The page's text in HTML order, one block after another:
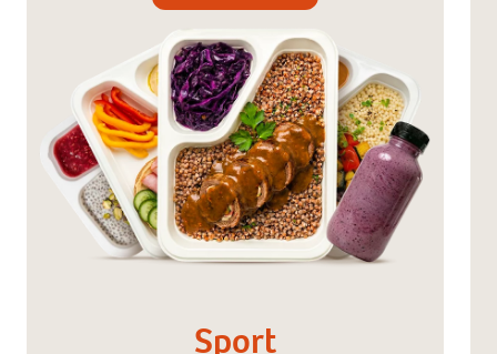
Sport